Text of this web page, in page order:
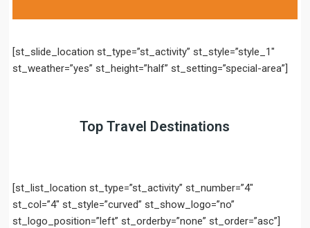
[st_slide_location st_type=”st_activity” st_style=”style_1″
st_weather=”yes” st_height=”half” st_setting=”special-area”]
Top Travel Destinations
[st_list_location st_type=”st_activity” st_number=”4″
st_col=”4″ st_style=”curved” st_show_logo=”no”
st_logo_position=”left” st_orderby=”none” st_order=”asc”]